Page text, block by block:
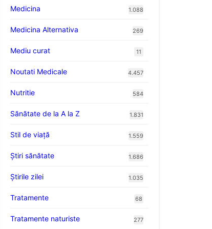
Medicina 1.088
Medicina Alternativa 269
Mediu curat 11
Noutati Medicale 4.457
Nutritie 584
Sănătate de la A la Z 1.831
Stil de viaţă 1.559
Ştiri sănătate 1.686
Știrile zilei 1.035
Tratamente 68
Tratamente naturiste 277